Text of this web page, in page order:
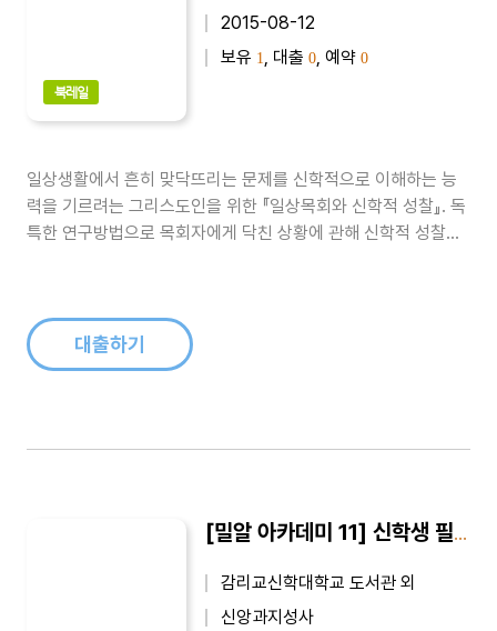
북레일
2015-08-12
보유 1 , 대출 0 , 예약 0
일상생활에서 흔히 맞닥뜨리는 문제를 신학적으로 이해하는 능
력을 기르려는 그리스도인을 위한 『일상목회와 신학적 성찰』. 독
특한 연구방법으로 목회자에게 닥친 상황에 관해 신학적 성찰을
대출하기
[밀알 아카데미 11] 신학생 필독서 100권
감리교신학대학교 도서관 외
신앙과지성사